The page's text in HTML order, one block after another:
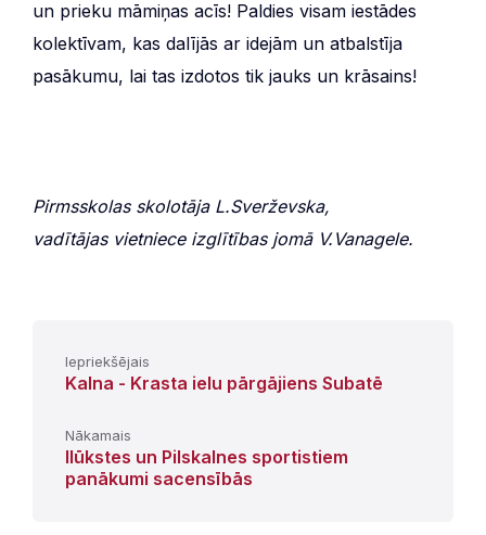
un prieku māmiņas acīs! Paldies visam iestādes
kolektīvam, kas dalījās ar idejām un atbalstīja
pasākumu, lai tas izdotos tik jauks un krāsains!
Pirmsskolas skolotāja L.Sverževska,
vadītājas vietniece izglītības jomā V.Vanagele.
Iepriekšējais
Kalna - Krasta ielu pārgājiens Subatē
Nākamais
Ilūkstes un Pilskalnes sportistiem
panākumi sacensībās